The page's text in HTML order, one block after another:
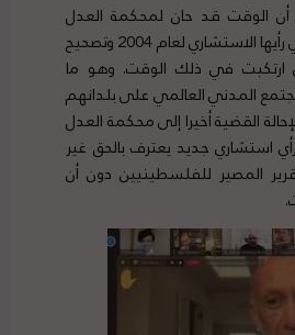
أن الوقت قد حان لمحكمة العدل
الدولية لإعادة النظر في رأيها الاستشاري لعام 2004 وتصحيح
ارتكبت في ذلك الوقت. وهو ما
المدني العالمي على بلدانهم
القضية أخيرا إلى محكمة العدل
استشاري جديد يعترف بالحق غير
المصير للفلسطينيين دون أن